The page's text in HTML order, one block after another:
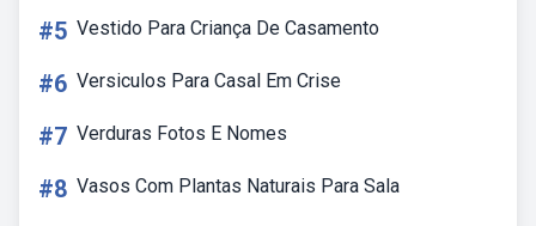
#5 Vestido Para Criança De Casamento
#6 Versiculos Para Casal Em Crise
#7 Verduras Fotos E Nomes
#8 Vasos Com Plantas Naturais Para Sala